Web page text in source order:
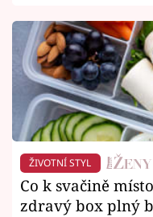
ŽIVOTNÍ STYL
Co k svačině
zdravý box plný